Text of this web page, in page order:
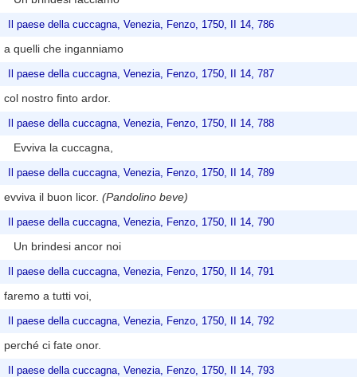
Il paese della cuccagna, Venezia, Fenzo, 1750, II 14, 786
a quelli che inganniamo
Il paese della cuccagna, Venezia, Fenzo, 1750, II 14, 787
col nostro finto ardor.
Il paese della cuccagna, Venezia, Fenzo, 1750, II 14, 788
Evviva la cuccagna,
Il paese della cuccagna, Venezia, Fenzo, 1750, II 14, 789
evviva il buon licor. (Pandolino beve)
Il paese della cuccagna, Venezia, Fenzo, 1750, II 14, 790
Un brindesi ancor noi
Il paese della cuccagna, Venezia, Fenzo, 1750, II 14, 791
faremo a tutti voi,
Il paese della cuccagna, Venezia, Fenzo, 1750, II 14, 792
perché ci fate onor.
Il paese della cuccagna, Venezia, Fenzo, 1750, II 14, 793